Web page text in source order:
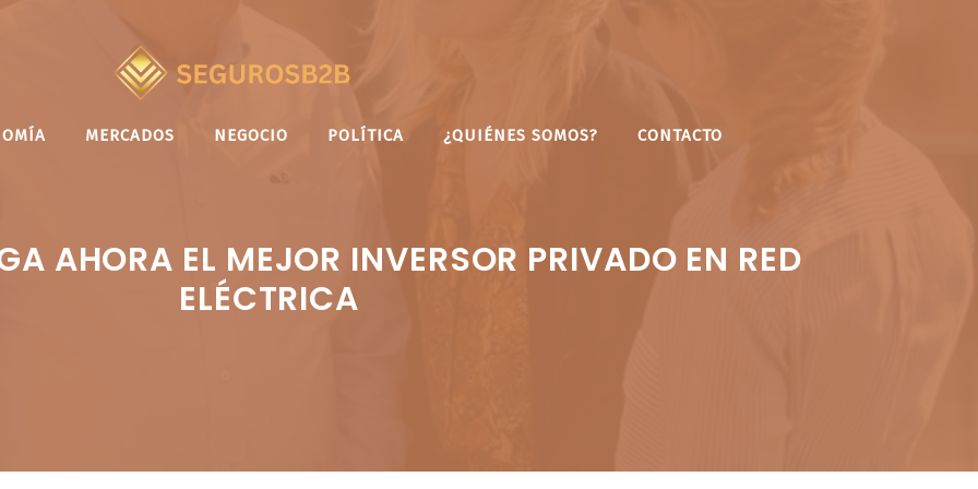
MERCADOS NEGOCIO POLÍTICA ¿QUIÉNES SOMOS? CONTACTO
AHORA EL MEJOR INVERSOR PRIVADO EN RED
ELÉCTRICA